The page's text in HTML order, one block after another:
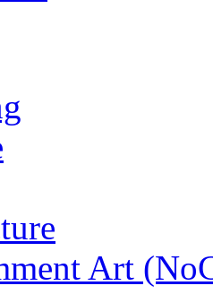
Art